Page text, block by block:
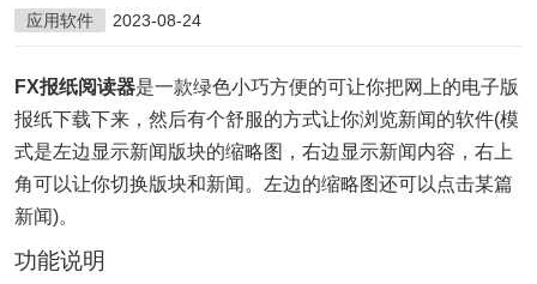
应用软件 2023-08-24
FX报纸阅读器是一款绿色小巧方便的可让你把网上的电子版
报纸下载下来，然后有个舒服的方式让你浏览新闻的软件(模
式是左边显示新闻版块的缩略图，右边显示新闻内容，右上
角可以让你切换版块和新闻。左边的缩略图还可以点击某篇
新闻)。
功能说明